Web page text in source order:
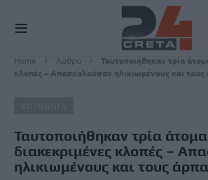
Home Άρθρα
Ταυτοποιήθηκαν τρία
κλοπές – Απασχολούσαν ηλικιωμένους και
Ταυτοποιήθηκαν τρία
διακεκριμένες κλοπές –
ηλικιωμένους και τους